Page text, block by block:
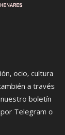
ocio, cultura
a través
boletín
Telegram o